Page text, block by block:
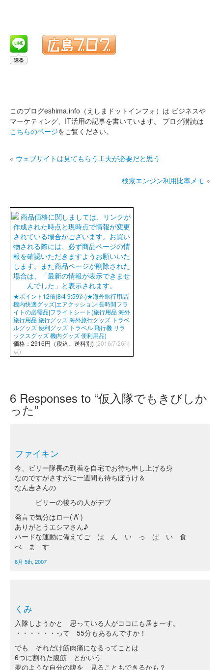
このブログeshima.info（えしまドットインフォ）は ビジネスや
マーケティング、IT活用の記事を書いています。
ブログ購読は
こちらのページをご覧ください。
« ウェブサイトは見てもらう工夫が必要だと思う
検索エンジン利用比率メモ »
★ポイント12倍(8/4 9:59迄)★海外旅行用品|
機内快適グッズ|エアクッション|長時間フラ
イトの必需品|フライトシート(旅行用品 海外
旅行用品 旅行グッズ 海外旅行グッズ トラベ
ルグッズ 便利グッズ トラベル 飛行機 リラ
ックスグッズ 機内グッズ 便利用品)
価格：2916円（税込、送料別) (2016/7/26時
点)
6 Responses to “仮入隊でもきびしか
った”
ファイキン
今、ビリー隊長の到着を自宅でお待ち申し上げる身
なのですがさすがに一週間も待ちぼうけ＆
なん吉さんの
ビリーの後ろの人がデブ
発言で気分はロー(‘A`)
ありがとうエシマさん♪
ハードな運動に備えてご は ん い っ ぱ い 食
べ ま す
6月 5th, 2007
くみ
入隊しようかと 思っている人がココにも居まーす。
・・・・・・って 55分もあるんですか！
でも それだけ筋肉痛になるってことは
6つに割れた腹筋 とかいう
夢のような自分の腹を 見ることもできるかも？